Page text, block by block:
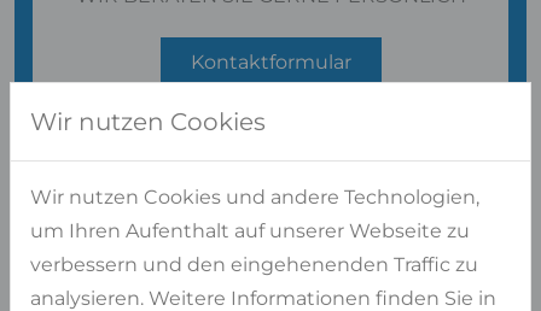
Kontaktformular
oder 02947 9799-0
Kostenlose Beratung
Personal
Wir nutzen Cookies
Wir nutzen Cookies und andere Technologien,
um Ihren Aufenthalt auf unserer Webseite zu
verbessern und den eingehenenden Traffic zu
analysieren. Weitere Informationen finden Sie in